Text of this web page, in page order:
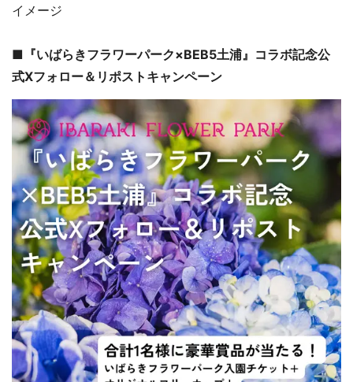
イメージ
■『いばらきフラワーパーク×BEB5土浦』コラボ記念公
式Xフォロー＆リポストキャンペーン